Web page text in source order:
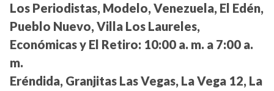
Los Periodistas, Modelo, Venezuela, El Edén,
Pueblo Nuevo, Villa Los Laureles,
Económicas y El Retiro: 10:00 a. m. a 7:00 a.
m.
Eréndida, Granjitas Las Vegas, La Vega 12, La